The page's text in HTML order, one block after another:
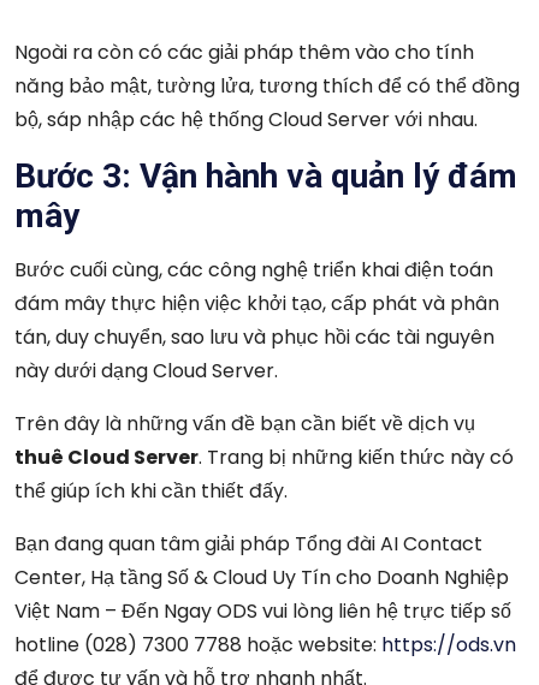
Ngoài ra còn có các giải pháp thêm vào cho tính
năng bảo mật, tường lửa, tương thích để có thể đồng
bộ, sáp nhập các hệ thống Cloud Server với nhau.
Bước 3: Vận hành và quản lý đám
mây
Bước cuối cùng, các công nghệ triển khai điện toán
đám mây thực hiện việc khởi tạo, cấp phát và phân
tán, duy chuyển, sao lưu và phục hồi các tài nguyên
này dưới dạng Cloud Server.
Trên đây là những vấn đề bạn cần biết về dịch vụ
thuê Cloud Server. Trang bị những kiến thức này có
thể giúp ích khi cần thiết đấy.
Bạn đang quan tâm giải pháp Tổng đài AI Contact
Center, Hạ tầng Số & Cloud Uy Tín cho Doanh Nghiệp
Việt Nam – Đến Ngay ODS vui lòng liên hệ trực tiếp số
hotline (028) 7300 7788 hoặc website: https://ods.vn
để được tư vấn và hỗ trợ nhanh nhất.